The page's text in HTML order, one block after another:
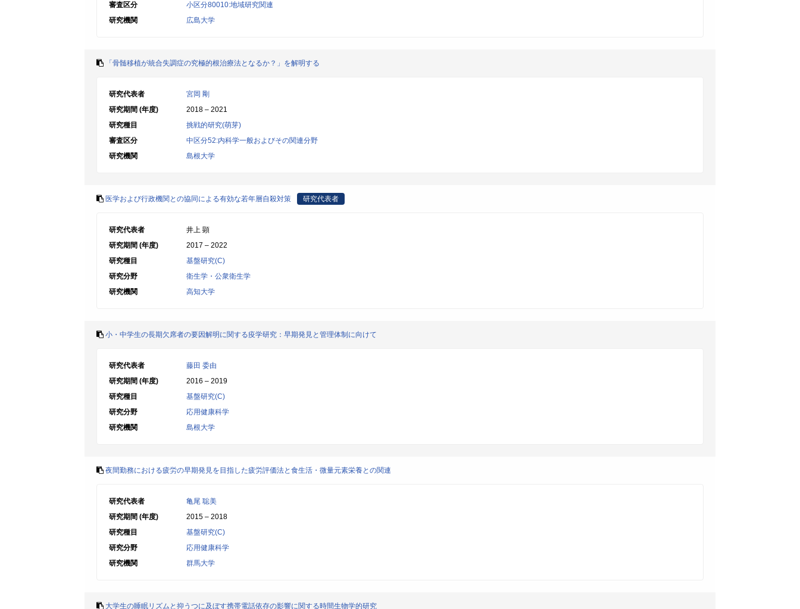
審査区分
小区分80010:地域研究関連
研究機関
広島大学
「骨髄移植が統合失調症の究極的根治療法となるか？」を解明する
研究代表者
宮岡 剛
研究期間 (年度)
2018 – 2021
研究種目
挑戦的研究(萌芽)
審査区分
中区分52:内科学一般およびその関連分野
研究機関
島根大学
医学および行政機関との協同による有効な若年層自殺対策 研究代表者
研究代表者
井上 顕
研究期間 (年度)
2017 – 2022
研究種目
基盤研究(C)
研究分野
衛生学・公衆衛生学
研究機関
高知大学
小・中学生の長期欠席者の要因解明に関する疫学研究：早期発見と管理体制に向けて
研究代表者
藤田 委由
研究期間 (年度)
2016 – 2019
研究種目
基盤研究(C)
研究分野
応用健康科学
研究機関
島根大学
夜間勤務における疲労の早期発見を目指した疲労評価法と食生活・微量元素栄養との関連
研究代表者
亀尾 聡美
研究期間 (年度)
2015 – 2018
研究種目
基盤研究(C)
研究分野
応用健康科学
研究機関
群馬大学
大学生の睡眠リズムと抑うつに及ぼす携帯電話依存の影響に関する時間生物学的研究